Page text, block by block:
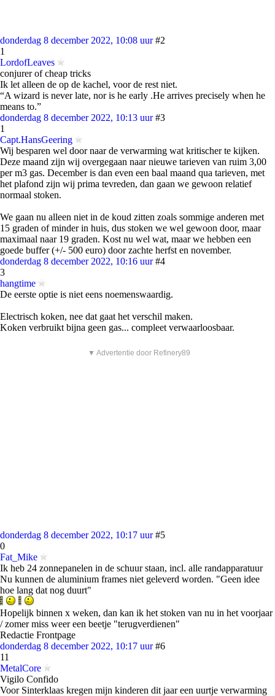
donderdag 8 december 2022, 10:08 uur #2
1
LordofLeaves
conjurer of cheap tricks
Ik let alleen de op de kachel, voor de rest niet.
“A wizard is never late, nor is he early .He arrives precisely when he
means to.”
donderdag 8 december 2022, 10:13 uur #3
1
Capt.HansGeering
Wij besparen wel door naar de verwarming wat kritischer te kijken.
Deze maand zijn wij overgegaan naar nieuwe tarieven van ruim 3,00
per m3 gas. December is dan even een baal maand qua tarieven, met
het plafond zijn wij prima tevreden, dan gaan we gewoon relatief
normaal stoken.
We gaan nu alleen niet in de koud zitten zoals sommige anderen met
15 graden of minder in huis, dus stoken we wel gewoon door, maar
maximaal naar 19 graden. Kost nu wel wat, maar we hebben een
goede buffer (+/- 500 euro) door zachte herfst en november.
donderdag 8 december 2022, 10:16 uur #4
3
hangtime
De eerste optie is niet eens noemenswaardig.
Electrisch koken, nee dat gaat het verschil maken.
Koken verbruikt bijna geen gas... compleet verwaarloosbaar.
▼ Advertentie door Refinery89
donderdag 8 december 2022, 10:17 uur #5
0
Fat_Mike
Ik heb 24 zonnepanelen in de schuur staan, incl. alle randapparatuur
Nu kunnen de aluminium frames niet geleverd worden. "Geen idee
hoe lang dat nog duurt"
Hopelijk binnen x weken, dan kan ik het stoken van nu in het voorjaar
/ zomer miss weer een beetje "terugverdienen"
Redactie Frontpage
donderdag 8 december 2022, 10:17 uur #6
11
MetalCore
Vigilo Confido
Voor Sinterklaas kregen mijn kinderen dit jaar een uurtje verwarming